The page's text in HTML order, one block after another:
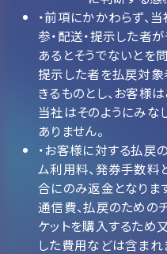
・前項にかかわらず、
参・配送・提示した者
あるとそうでないとを
提示した者を払戻対象
きるものとし、お客様
当社はそのようにみな
ありません。
・お客様に対する払戻
ム利用料、発券手数
合にのみ返金となりま
通信費、払戻のための
ケットを購入するため
した費用などは含まれ